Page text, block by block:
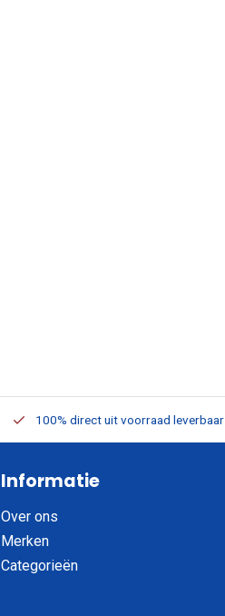
100% direct uit voorraad leverbaar
Informatie
Over ons
Merken
Categorieën